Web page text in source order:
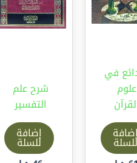
في
علوم
إضافة
للسلة
شرح علم
التفسير
إضافة
للسلة